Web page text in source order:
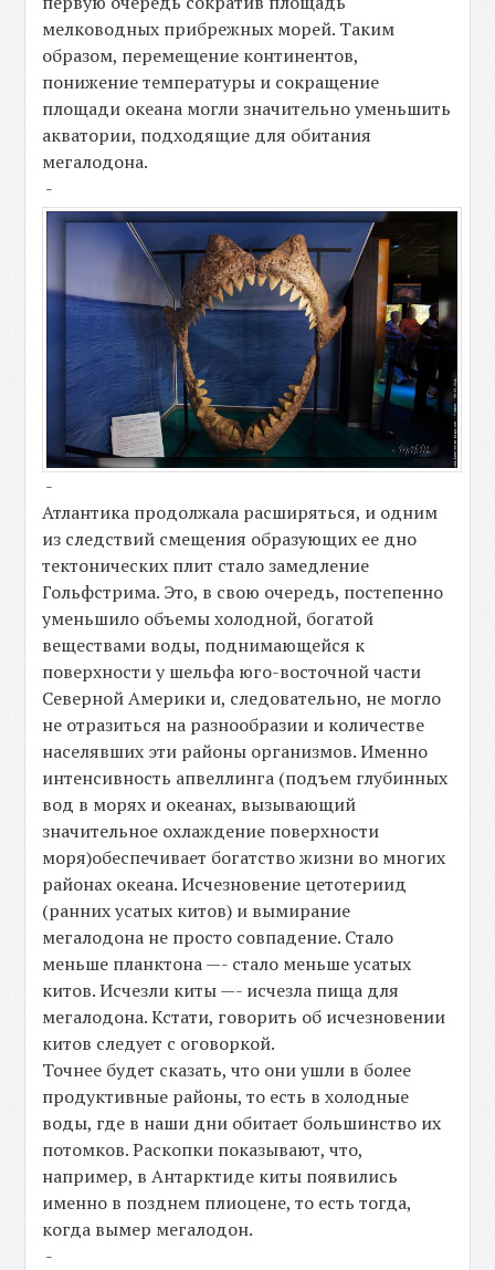
мелководных прибрежных морей. Таким
образом, перемещение континентов,
понижение температуры и сокращение
площади океана могли значительно уменьшить
акватории, подходящие для обитания
мегалодона.
-
-
Атлантика продолжала расширяться, и одним
из следствий смещения образующих ее дно
тектонических плит стало замедление
Гольфстрима. Это, в свою очередь, постепенно
уменьшило объемы холодной, богатой
веществами воды, поднимающейся к
поверхности у шельфа юго-восточной части
Северной Америки и, следовательно, не могло
не отразиться на разнообразии и количестве
населявших эти районы организмов. Именно
интенсивность апвеллинга (подъем глубинных
вод в морях и океанах, вызывающий
значительное охлаждение поверхности
моря)обеспечивает богатство жизни во многих
районах океана. Исчезновение цетотериид
(ранних усатых китов) и вымирание
мегалодона не просто совпадение. Стало
меньше планктона —- стало меньше усатых
китов. Исчезли киты —- исчезла пища для
мегалодона. Кстати, говорить об исчезновении
китов следует с оговоркой.
Точнее будет сказать, что они ушли в более
продуктивные районы, то есть в холодные
воды, где в наши дни обитает большинство их
потомков. Раскопки показывают, что,
например, в Антарктиде киты появились
именно в позднем плиоцене, то есть тогда,
когда вымер мегалодон.
-